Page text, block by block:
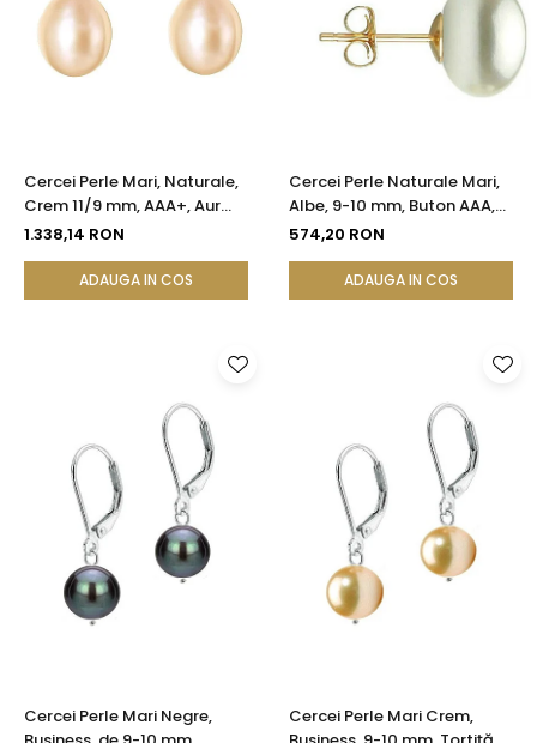
Cercei Perle Mari, Naturale,
Crem 11/9 mm, AAA+, Aur
14K (aur 585), Forma
1.338,14 RON
ADAUGA IN COS
Cercei Perle Naturale Mari,
Albe, 9-10 mm, Buton AAA,
Aur 14K (aur 585), Tip Șurub |
574,20 RON
ADAUGA IN COS
Cercei Perle Mari Negre,
Cercei Perle Mari Crem,